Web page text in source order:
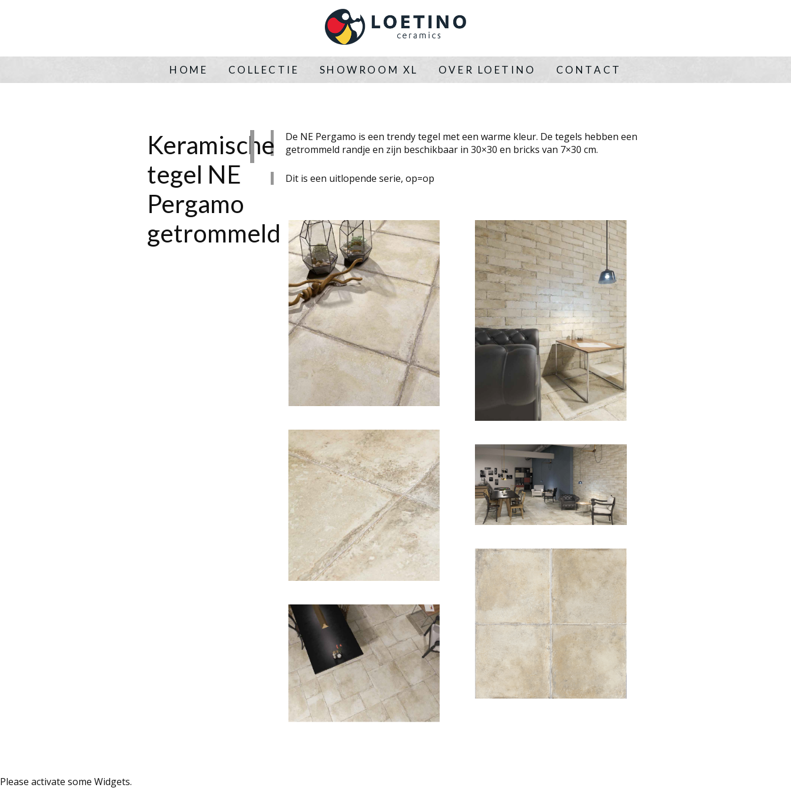
HOME COLLECTIE SHOWROOM XL OVER LOETINO CONTACT
Keramische
tegel NE
Pergamo
getrommeld
De NE Pergamo is een trendy tegel met een warme kleur. De tegels hebben een
getrommeld randje en zijn beschikbaar in 30×30 en bricks van 7×30 cm.
Dit is een uitlopende serie, op=op
Please activate some Widgets.